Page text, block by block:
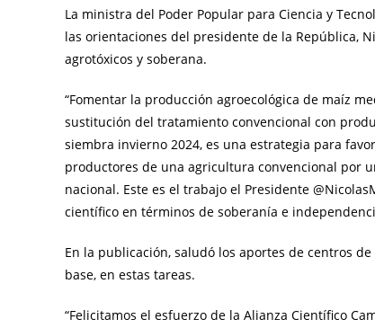
La ministra del Poder Popular para Ciencia y
las orientaciones del presidente de la República,
agrotóxicos y soberana.
“Fomentar la producción agroecológica de maíz
sustitución del tratamiento convencional con
siembra invierno 2024, es una estrategia para
productores de una agricultura convencional por
nacional. Este es el trabajo el Presidente
científico en términos de soberanía e
En la publicación, saludó los aportes de centros
base, en estas tareas.
“Felicitamos el esfuerzo de la Alianza Científico